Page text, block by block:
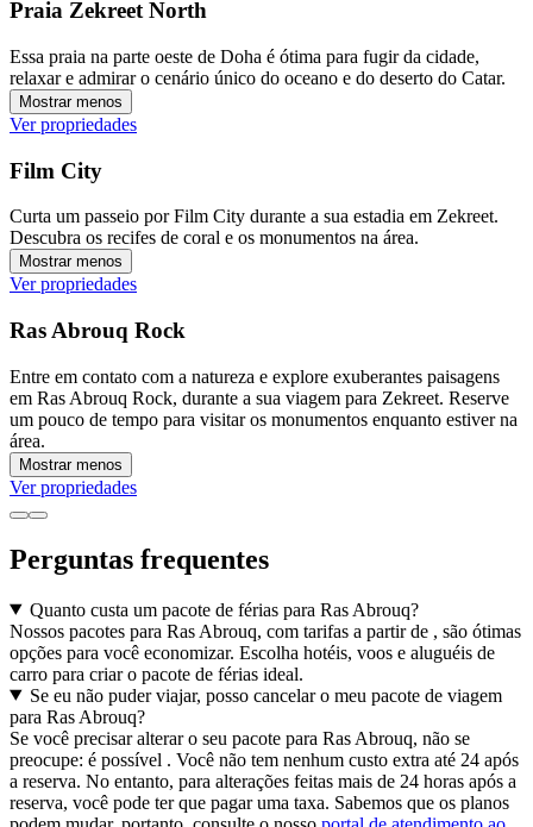
Praia Zekreet North
Essa praia na parte oeste de Doha é ótima para fugir da cidade,
relaxar e admirar o cenário único do oceano e do deserto do Catar.
Mostrar menos
Ver propriedades
Film City
Curta um passeio por Film City durante a sua estadia em Zekreet.
Descubra os recifes de coral e os monumentos na área.
Mostrar menos
Ver propriedades
Ras Abrouq Rock
Entre em contato com a natureza e explore exuberantes paisagens
em Ras Abrouq Rock, durante a sua viagem para Zekreet. Reserve
um pouco de tempo para visitar os monumentos enquanto estiver na
área.
Mostrar menos
Ver propriedades
Perguntas frequentes
Quanto custa um pacote de férias para Ras Abrouq?
Nossos pacotes para Ras Abrouq, com tarifas a partir de , são ótimas
opções para você economizar. Escolha hotéis, voos e aluguéis de
carro para criar o pacote de férias ideal.
Se eu não puder viajar, posso cancelar o meu pacote de viagem
para Ras Abrouq?
Se você precisar alterar o seu pacote para Ras Abrouq, não se
preocupe: é possível . Você não tem nenhum custo extra até 24 após
a reserva. No entanto, para alterações feitas mais de 24 horas após a
reserva, você pode ter que pagar uma taxa. Sabemos que os planos